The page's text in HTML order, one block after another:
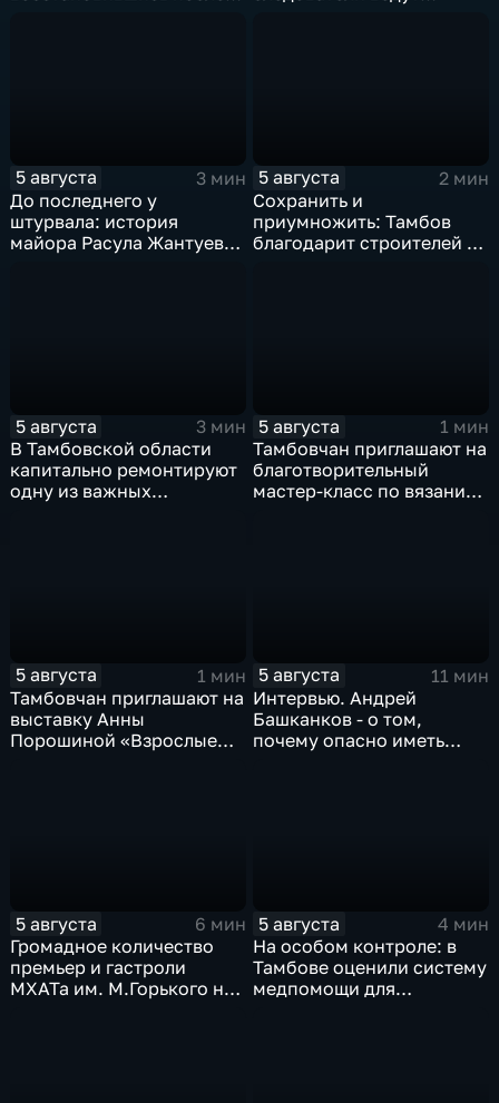
5 августа
3 мин
До последнего у
штурвала: история
майора Расула Жантуева,
5 августа
2 мин
Сохранить и
приумножить: Тамбов
благодарит строителей за
5 августа
3 мин
В Тамбовской области
капитально ремонтируют
одну из важных
5 августа
1 мин
Тамбовчан приглашают на
благотворительный
мастер-класс по вязанию
5 августа
1 мин
Тамбовчан приглашают на
выставку Анны
Порошиной «Взрослые
5 августа
11 мин
Интервью. Андрей
Башканков - о том,
почему опасно иметь
5 августа
6 мин
Громадное количество
премьер и гастроли
МХАТа им. М.Горького на
5 августа
4 мин
На особом контроле: в
Тамбове оценили систему
медпомощи для